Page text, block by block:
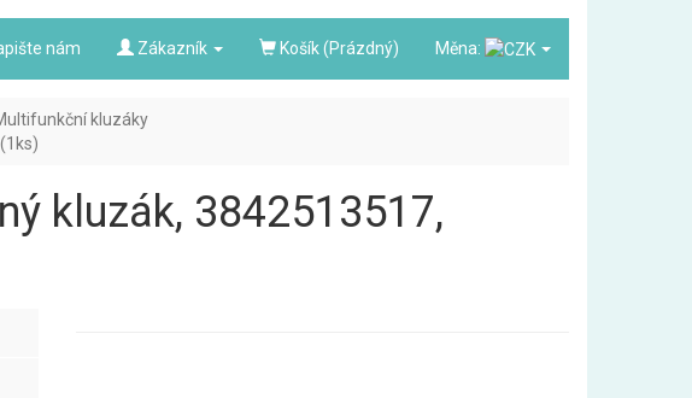
nám Zákazník Košík (Prázdný) Měna:
kluzáky
kluzák, 3842513517,